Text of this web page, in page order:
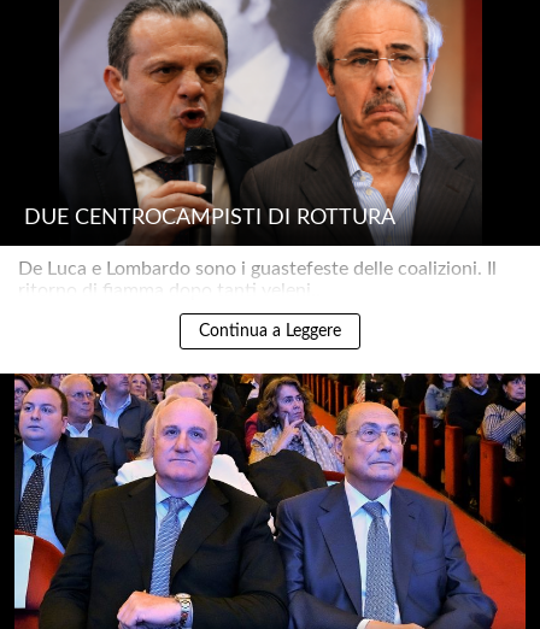
DUE CENTROCAMPISTI DI ROTTURA
De Luca e Lombardo sono i guastefeste delle coalizioni. Il
ritorno di fiamma dopo tanti veleni..
Continua a Leggere